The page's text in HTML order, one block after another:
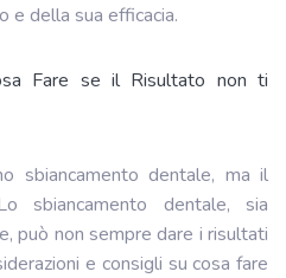
della sua efficacia.
Fare se il Risultato non ti
sbiancamento dentale, ma il
sbiancamento dentale, sia
può non sempre dare i risultati
e consigli su cosa fare